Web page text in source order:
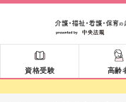
資格受験 高齢